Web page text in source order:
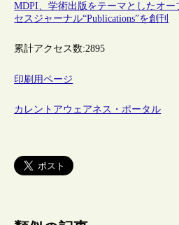
MDPI、学術出版をテーマとしたオー
セスジャーナル“Publications”を創刊
累計アクセス数:2895
印刷用ページ
カレントアウェアネス・ポータル